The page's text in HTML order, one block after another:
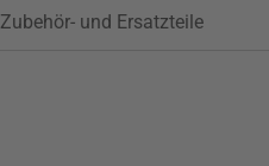
Zubehör- und Ersatzteile